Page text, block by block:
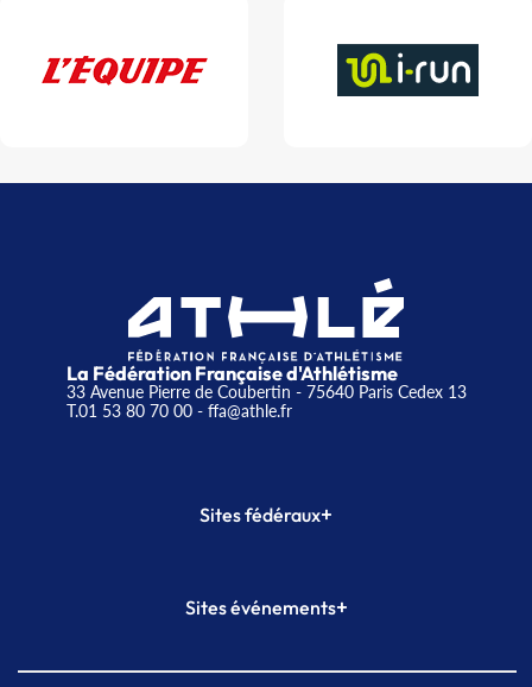
La Fédération Française d'Athlétisme
33 Avenue Pierre de Coubertin - 75640 Paris Cedex 13
T.01 53 80 70 00- ffa@athle.fr
Sites fédéraux+
Plateforme Formation
Sites événements+
Meeting de Paris indoor